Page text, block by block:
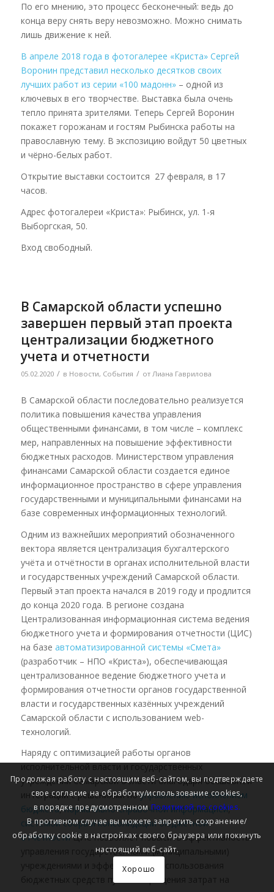
По его мнению, это процесс бесконечный: ведь до
конца веру снять веру невозможно. Можно снимать
лишь движение к ней.
В апреле 2018 года в фотогалерее «Криста» Сергей
Воронин представил несколько десятков своих
лучших работ из серии «100 мадонн»– одной из
ключевых в его творчестве. Выставка была очень
тепло принята зрителями. Теперь Сергей Воронин
покажет горожанам и гостям Рыбинска работы на
православную тему. В экспозицию войдут 50 цветных
и чёрно-белых работ.
Открытие выставки состоится 27 февраля, в 17
часов.
Адрес фотогалереи «Криста»: Рыбинск, ул. 1-я
Выборгская, 50.
Вход свободный.
В Самарской области успешно
завершен первый этап проекта
централизации бюджетного
учета и отчетности
05.02.2020 / в Новости, События / от Лиана Гаврилова
В Самарской области последовательно реализуется
политика повышения качества управления
общественными финансами, в том числе – комплекс
мер, направленных на повышение эффективности
бюджетных расходов. Министерством управления
финансами Самарской области создается единое
информационное пространство в сфере управления
государственными и муниципальными финансами на
базе современных информационных технологий.
Одним из важнейших мероприятий обозначенного
вектора является централизация бухгалтерского
учёта и отчётности в органах исполнительной власти
и государственных учреждений Самарской области.
Первый этап проекта начался в 2019 году и продлится
до конца 2020 года. В регионе создана
Централизованная информационная система ведения
бюджетного учета и формирования отчетности (ЦИС)
на базе автоматизированной системы «Смета»
(разработчик – НПО «Криста»), обеспечивающая
централизованное ведение бюджетного учета и
формирования отчетности органов государственной
власти и государственных казённых учреждений
Самарской области с использованием web-
технологий.
Наряду с оптимизацией работы органов
учреждений Самарской области благодаря бесшовной
интеграции с решениями поуправлению исполнением
бюджета,нормативно-справочной информацией,
системой сбора и консолидации бюджетной
отчетностиЦИС позволяет повысить эффективность
управления государственными (муниципальными)
учреждениями и эффективность использования
бюджетных средств путём сокращения затрат на
Продолжая работу с настоящим веб-сайтом, вы подтверждаете
свое согласие на обработку/использование cookies,
в порядке предусмотренном Политикой по cookies.
В противном случае вы можете запретить сохранение/
обработку cookie в настройках своего браузера или покинуть
настоящий веб-сайт.
Хорошо